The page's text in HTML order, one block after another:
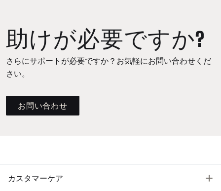
助けが必要ですか?
さらにサポートが必要ですか？お気軽にお問い合わせくだ
さい。
お問い合わせ
カスタマーケア